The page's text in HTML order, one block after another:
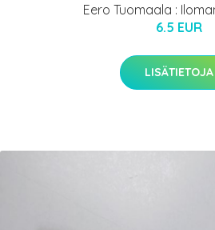
Eero Tuomaala :
6.5 EUR
LISÄTIETOJA